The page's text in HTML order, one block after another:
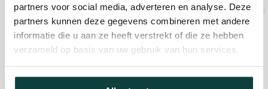
partners voor social media, adverteren en analyse. Deze
partners kunnen deze gegevens combineren met andere
informatie die u aan ze heeft verstrekt of die ze hebben
verzameld op basis van uw gebruik van hun services.